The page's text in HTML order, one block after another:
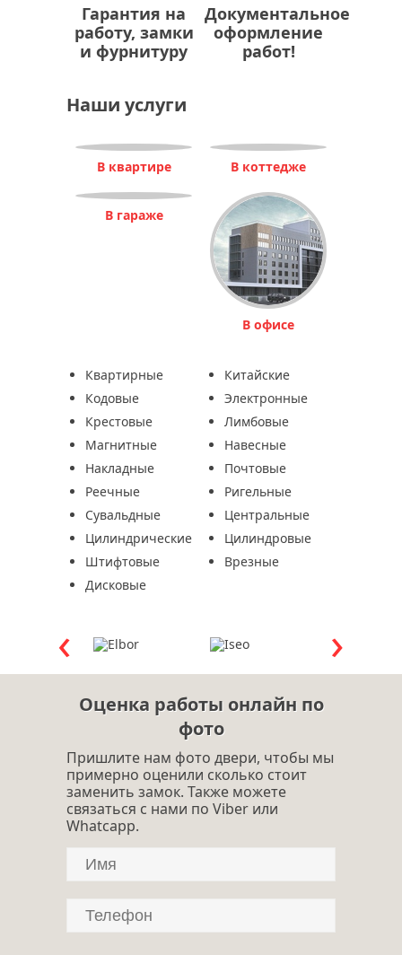
Гарантия на
работу, замки
и фурнитуру
Документальное
оформление
работ!
Наши услуги
В квартире В коттедже
В гараже
В офисе
Квартирные
Китайские
Кодовые
Электронные
Крестовые
Лимбовые
Магнитные
Навесные
Накладные
Почтовые
Реечные
Ригельные
Сувальдные
Центральные
Цилиндрические
Цилиндровые
Штифтовые
Врезные
Дисковые
Оценка работы онлайн по
фото
Пришлите нам фото двери, чтобы мы
примерно оценили сколько стоит
заменить замок. Также можете
связаться с нами по Viber или
Whatcapp.